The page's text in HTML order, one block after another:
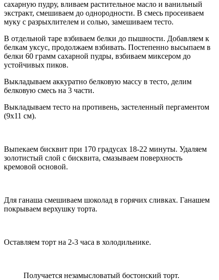
сахарную пудру, вливаем растительное масло и ванильный
экстракт, смешиваем до однородности. В смесь просеиваем
муку с разрыхлителем и солью, замешиваем тесто.
В отдельной таре взбиваем белки до пышности. Добавляем к
белкам уксус, продолжаем взбивать. Постепенно высыпаем в
белки 60 грамм сахарной пудры, взбиваем миксером до
устойчивых пиков.
Выкладываем аккуратно белковую массу в тесто, делим
белковую смесь на 3 части.
Выкладываем тесто на противень, застеленный пергаментом
(9х11 см).
Выпекаем бисквит при 170 градусах 18-22 минуты. Удаляем
золотистый слой с бисквита, смазываем поверхность
кремовой основой.
Для ганаша смешиваем шоколад в горячих сливках. Ганашем
покрываем верхушку торта.
Оставляем торт на 2-3 часа в холодильнике.
Получается незамысловатый бостонский торт.